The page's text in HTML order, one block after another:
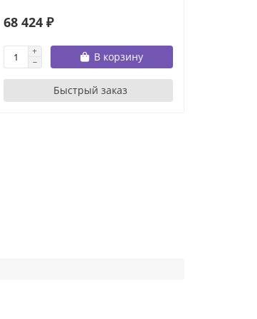
68 424 ₽
В корзину
Быстрый заказ